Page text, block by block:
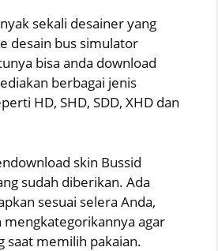
sekali desainer yang
desain bus simulator
bisa anda download
berbagai jenis
HD, SHD, SDD, XHD dan
skin Bussid
sudah diberikan. Ada
sesuai selera Anda,
mengkategorikannya agar
saat memilih pakaian.